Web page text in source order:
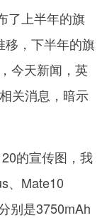
上半年的旗
移，下半年的旗
今天新闻，英
关消息，暗示
的宣传图，我
、Mate10
别是3750mAh